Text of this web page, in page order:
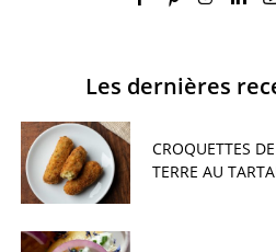
Les dernières
CROQUETTES
TERRE AU